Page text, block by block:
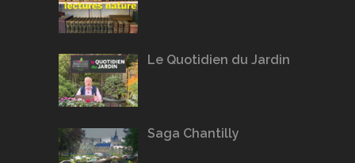
Le Quotidien du Jardin
Saga Chantilly